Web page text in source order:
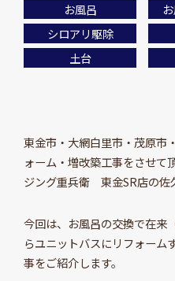
お風呂
シロアリ駆除
土台
東金市・大網白里市・茂原市
ォーム・増改築工事をさせて
ジング重兵衛 東金SR店の佐
今回は、お風呂の交換で在来
らユニットバスにリフォーム
事をご紹介します。